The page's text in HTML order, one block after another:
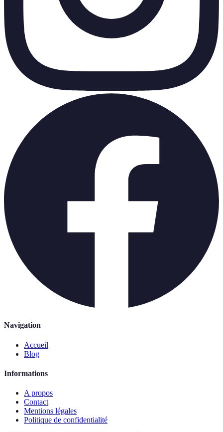
Navigation
Accueil
Blog
Informations
A propos
Contact
Mentions légales
Politique de confidentialité